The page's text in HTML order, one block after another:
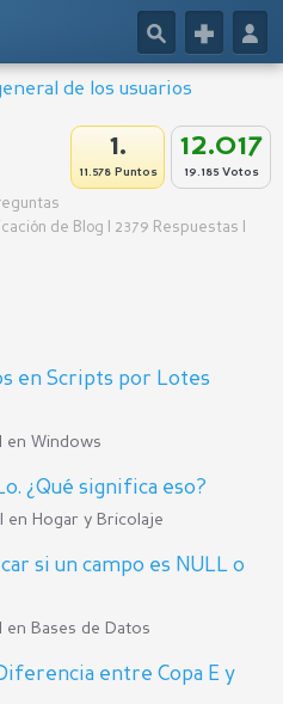
👤
+
🔎
de los usuarios
12.017
19.185 Votos
1.
11.578 Puntos
de Blog | 2379 Respuestas |
en Scripts por Lotes
| enWindows
¿Qué significa eso?
en Hogar y Bricolaje
si un campo es NULL o
en Bases de Datos
entre Copa E y